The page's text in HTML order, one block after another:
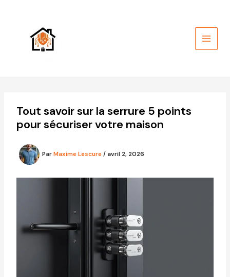
Tout savoir sur la serrure 5 points
pour sécuriser votre maison
ParMaxime Lescure / avril 2, 2026